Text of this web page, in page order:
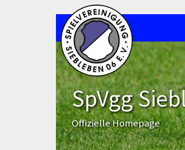
SpVgg
Offizielle Homepage